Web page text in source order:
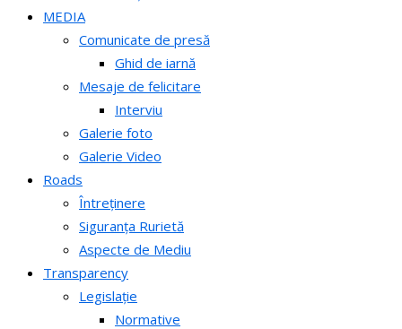
MEDIA
Comunicate de presă
Ghid de iarnă
Mesaje de felicitare
Interviu
Galerie foto
Galerie Video
Roads
Întreținere
Siguranța Rurietă
Aspecte de Mediu
Transparency
Legislație
Normative